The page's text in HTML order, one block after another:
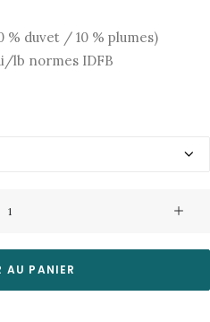
% duvet / 10 % plumes)
lb normes IDFB
AU PANIER